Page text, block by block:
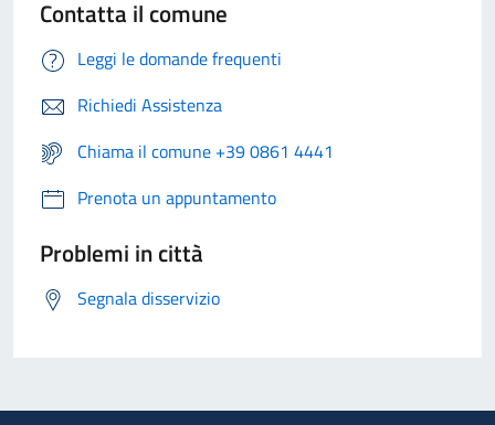
Contatta il comune
Leggi le domande frequenti
Richiedi Assistenza
Chiama il comune +39 0861 4441
Prenota un appuntamento
Problemi in città
Segnala disservizio